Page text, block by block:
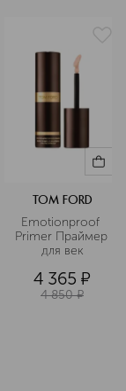
TOM FORD
Emotionproof
Primer Праймер
для век
4 365 ¤
4 850 ¤